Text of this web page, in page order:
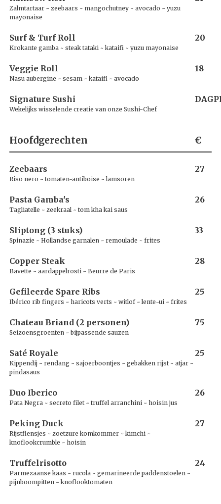
Zalmtartaar ~ zeebaars ~ mangochutney ~ avocado ~ yuzu
mayonaise
Surf & Turf Roll 20
Krokante gamba ~ steak tataki ~ kataifi ~ yuzu mayonaise
Veggie Roll 18
Nasu aubergine ~ sesam ~ kataifi ~ avocado
Signature Sushi
Wekelijks wisselende creatie van onze Sushi-Chef
Hoofdgerechten €
Zeebaars 27
Riso nero ~ tomaten-antiboise ~ lamsoren
Pasta Gamba's 26
Tagliatelle ~ zeekraal ~ tom kha kai saus
Sliptong (3 stuks) 33
Spinazie ~ Hollandse garnalen ~ remoulade ~ frites
Copper Steak 28
Bavette ~ aardappelrosti ~ Beurre de Paris
Gefileerde Spare Ribs 25
Ibérico rib fingers ~ haricots verts ~ witlof ~ lente-ui ~ frites
Chateau Briand (2 personen) 75
Seizoensgroenten ~ bijpassende sauzen
Saté Royale 25
Kippendij ~ rendang ~ sajoerboontjes ~ gebakken rijst ~ atjar ~
pindasaus
Duo Iberico 26
Pata Negra ~ secreto filet ~ truffel arranchini ~ hoisin jus
Peking Duck 27
Rijstflensjes ~ zoetzure komkommer ~ kimchi ~
knoflookcrumble ~ hoisin
Truffelrisotto 24
Parmezaanse kaas ~ rucola ~ gemarineerde paddenstoelen ~
pijnboompitten ~ knoflooktomaten